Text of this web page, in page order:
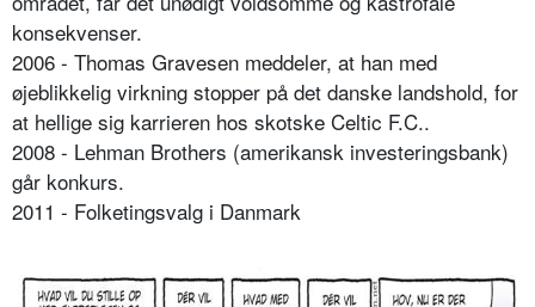
konsekvenser.
2006 - Thomas Gravesen meddeler, at han med
øjeblikkelig virkning stopper på det danske landshold, for
at hellige sig karrieren hos skotske Celtic F.C..
2008 - Lehman Brothers (amerikansk investeringsbank)
går konkurs.
2011 - Folketingsvalg i Danmark